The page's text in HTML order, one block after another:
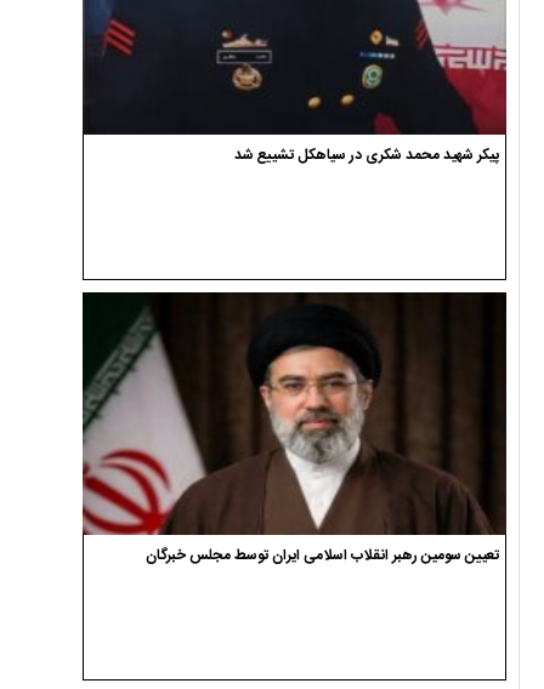
پیکر شهید محمد شکری در سیاهکل تشییع شد
تعیین سومین رهبر انقلاب اسلامی ایران توسط مجلس خبرگان